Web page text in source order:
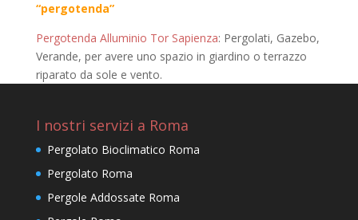
“pergotenda”
Pergotenda Alluminio Tor Sapienza: Pergolati, Gazebo,
Verande, per avere uno spazio in giardino o terrazzo
riparato da sole e vento.
I nostri servizi a Roma
Pergolato Bioclimatico Roma
Pergolato Roma
Pergole Addossate Roma